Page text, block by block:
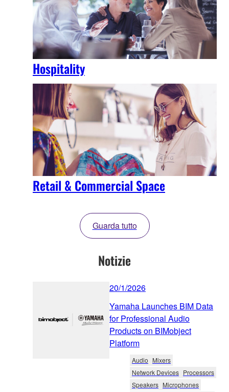
Hospitality
Retail & Commercial Space
Guarda tutto
Notizie
20/1/2026
Yamaha Launches BIM Data
for Professional Audio
Products on BIMobject
Platform
Audio Mixers
Network Devices Processors
Speakers Microphones